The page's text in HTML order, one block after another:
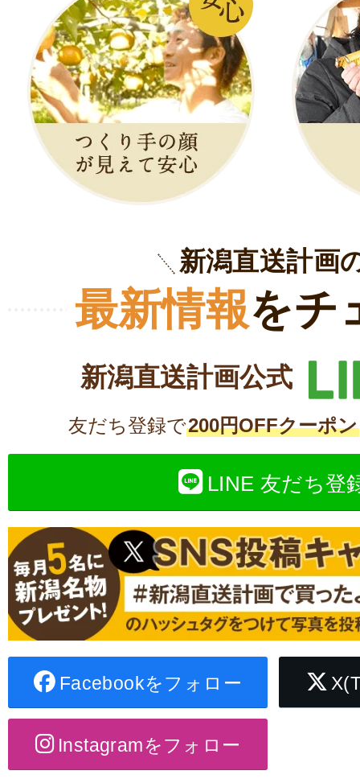
新潟直送計画
最新情報をチ
新潟直送計画公式
友だち登録で200円OFFクーポン
LINE 友だち登
Facebookをフォロー
Instagramをフォロー